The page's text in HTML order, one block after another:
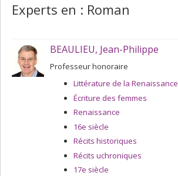
Experts en : Roman
BEAULIEU, Jean-Philippe
Professeur honoraire
Littérature de la Renaissance
Écriture des femmes
Renaissance
16e siècle
Récits historiques
Récits uchroniques
17e siècle